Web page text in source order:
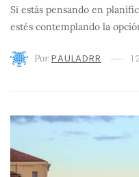
Si estás pensando en
estés contemplando la
Por PAULADRR